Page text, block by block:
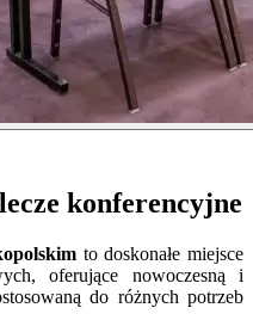
konferencyjne
to doskonałe miejsce
oferujące nowoczesną i
do różnych potrzeb